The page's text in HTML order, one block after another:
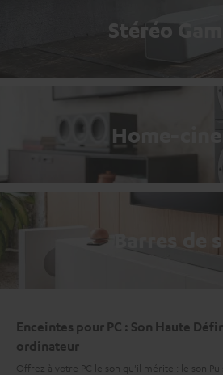
Stéréo
Home-
Barres de
Enceintes pour PC : Son Haute
ordinateur
Offrez à votre PC le son qu'il mérite : le son